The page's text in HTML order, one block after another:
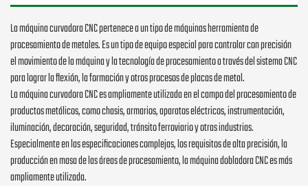
La máquina curvadora CNC pertenece a un tipo de máquinas herramienta de
procesamiento de metales. Es un tipo de equipo especial para controlar con precisión
el movimiento de la máquina y la tecnología de procesamiento a través del sistema CNC
para lograr la flexión, la formación y otros procesos de placas de metal.
La máquina curvadora CNC es ampliamente utilizada en el campo del procesamiento de
productos metálicos, como chasis, armarios, aparatos eléctricos, instrumentación,
iluminación, decoración, seguridad, tránsito ferroviario y otras industrias.
Especialmente en las especificaciones complejas, los requisitos de alta precisión, la
producción en masa de las áreas de procesamiento, la máquina dobladora CNC es más
ampliamente utilizada.